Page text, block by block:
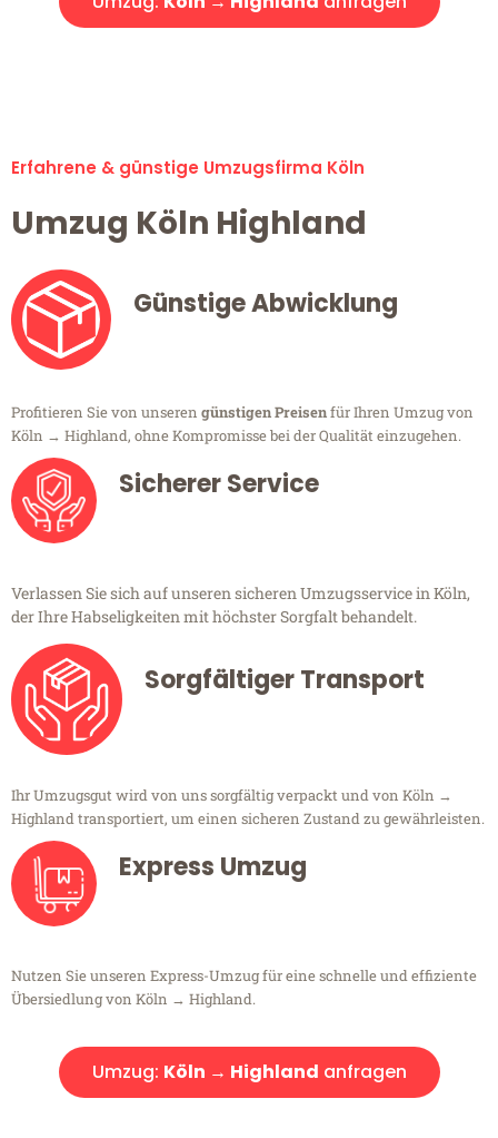
Erfahrene & günstige Umzugsfirma Köln
Umzug Köln Highland
Günstige Abwicklung
Profitieren Sie von unseren günstigen Preisenfür Ihren Umzug von
Köln → Highland, ohne Kompromisse bei der Qualität einzugehen.
Sicherer Service
Verlassen Sie sich auf unseren sicheren Umzugsservice in Köln,
der Ihre Habseligkeiten mit höchster Sorgfalt behandelt.
Sorgfältiger Transport
Ihr Umzugsgut wird von uns sorgfältig verpackt und von Köln →
Highland transportiert, um einen sicheren Zustand zu gewährleisten.
Express Umzug
Nutzen Sie unseren Express-Umzug für eine schnelle und effiziente
Übersiedlung von Köln → Highland.
Umzug: Köln → Highland anfragen